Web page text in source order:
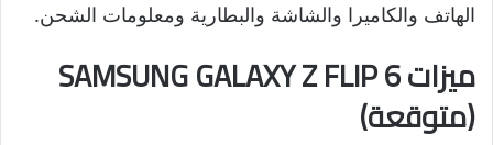
الهاتف والكاميرا والشاشة والبطارية ومعلومات الشحن.
ميزات SAMSUNG GALAXY Z FLIP 6
(متوقعة)